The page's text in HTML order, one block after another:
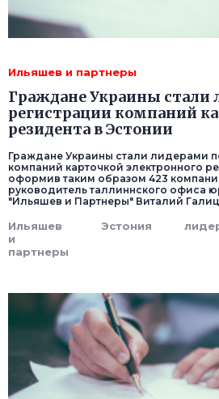
Ильяшев и партнеры
Граждане Украины стали
регистрации компаний
резидента в Эстонии
Граждане Украины стали лидерами
компаний карточкой электронного
оформив таким образом 423
руководитель таллиннского офиса
"Ильяшев и Партнеры" Виталий
Ильяшев
и
партнеры
Эстония